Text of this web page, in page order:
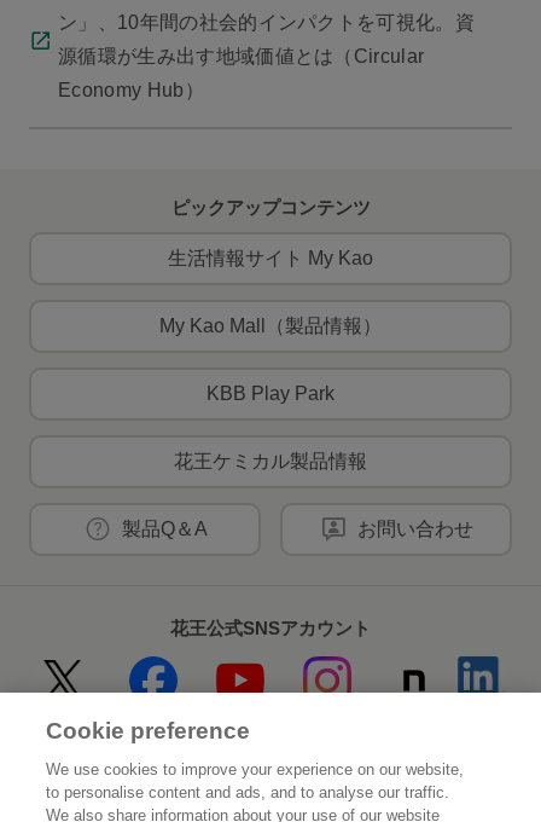
ン」、10年間の社会的インパクトを可視化。資
源循環が生み出す地域価値とは（Circular
Economy Hub）
ピックアップコンテンツ
生活情報サイト My Kao
My Kao Mall（製品情報）
KBB Play Park
花王ケミカル製品情報
製品Q＆A お問い合わせ
花王公式SNSアカウント
Home 花王について
サステナビリティ イノベーション
Cookie preference
We use cookies to improve your experience on our website,
to personalise content and ads, and to analyse our traffic.
We also share information about your use of our website